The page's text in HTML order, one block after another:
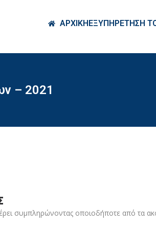
ΑΡΧΙΚΗΕΞΥΠΗΡΕΤΗΣΗ
– 2021
συμπληρώνοντας οποιοδήποτε από τα